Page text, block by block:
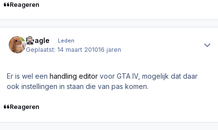
Reageren
Beagle Leden
Geplaatst:14 maart 201016 jaren
Er is wel een handling editor voor GTA IV, mogelijk dat daar
ook instellingen in staan die van pas komen.
Reageren